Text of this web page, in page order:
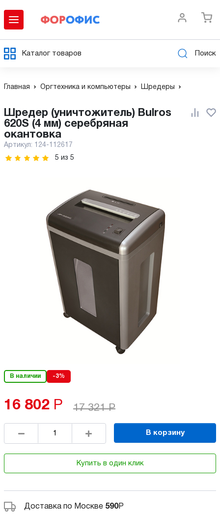
Каталог товаров Поиск
Главная Оргтехника и компьютеры Шредеры
Шредер (уничтожитель) Bulros
620S (4 мм) серебряная
окантовка
Артикул: 124-112617
5 из 5
В наличии -3%
16 802 Р 17 321 Р
В корзину
Купить в один клик
Доставка по Москве 590Р